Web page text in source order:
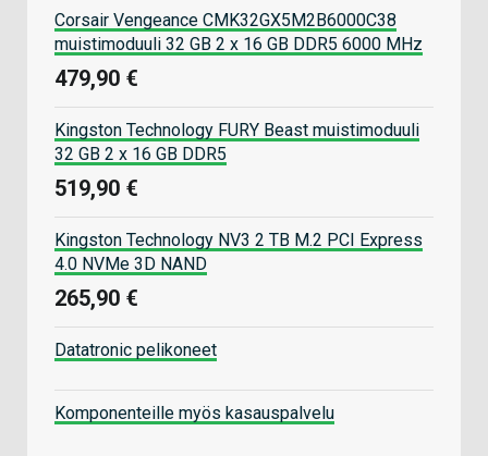
Corsair Vengeance CMK32GX5M2B6000C38
muistimoduuli 32 GB 2 x 16 GB DDR5 6000 MHz
479,90 €
Kingston Technology FURY Beast muistimoduuli
32 GB 2 x 16 GB DDR5
519,90 €
Kingston Technology NV3 2 TB M.2 PCI Express
4.0 NVMe 3D NAND
265,90 €
Datatronic pelikoneet
Komponenteille myös kasauspalvelu